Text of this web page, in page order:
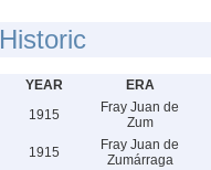
Historic
YEAR ERA
1915
Fray Juan de
Zum
1915
Fray Juan de
Zumárraga